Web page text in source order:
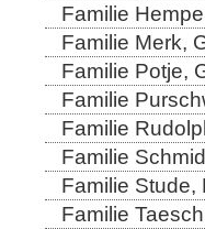
Familie
Familie Merk,
Familie Potje,
Familie
Familie
Familie
Familie Stude,
Familie